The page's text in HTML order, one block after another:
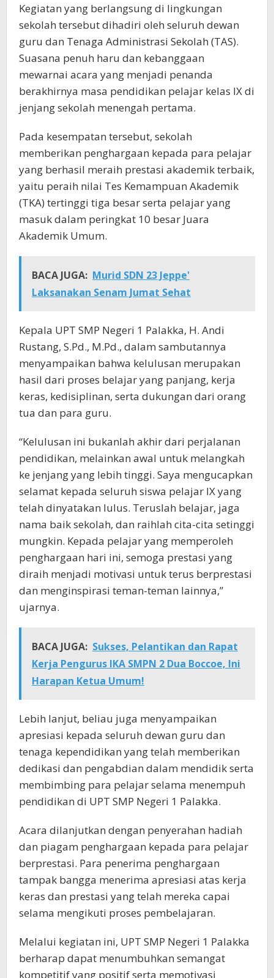
Kegiatan yang berlangsung di lingkungan
sekolah tersebut dihadiri oleh seluruh dewan
guru dan Tenaga Administrasi Sekolah (TAS).
Suasana penuh haru dan kebanggaan
mewarnai acara yang menjadi penanda
berakhirnya masa pendidikan pelajar kelas IX di
jenjang sekolah menengah pertama.
Pada kesempatan tersebut, sekolah
memberikan penghargaan kepada para pelajar
yang berhasil meraih prestasi akademik terbaik,
yaitu peraih nilai Tes Kemampuan Akademik
(TKA) tertinggi tiga besar serta pelajar yang
masuk dalam peringkat 10 besar Juara
Akademik Umum.
BACA JUGA: Murid SDN 23 Jeppe'
Laksanakan Senam Jumat Sehat
Kepala UPT SMP Negeri 1 Palakka, H. Andi
Rustang, S.Pd., M.Pd., dalam sambutannya
menyampaikan bahwa kelulusan merupakan
hasil dari proses belajar yang panjang, kerja
keras, kedisiplinan, serta dukungan dari orang
tua dan para guru.
“Kelulusan ini bukanlah akhir dari perjalanan
pendidikan, melainkan awal untuk melangkah
ke jenjang yang lebih tinggi. Saya mengucapkan
selamat kepada seluruh siswa pelajar IX yang
telah dinyatakan lulus. Teruslah belajar, jaga
nama baik sekolah, dan raihlah cita-cita setinggi
mungkin. Kepada pelajar yang memperoleh
penghargaan hari ini, semoga prestasi yang
diraih menjadi motivasi untuk terus berprestasi
dan menginspirasi teman-teman lainnya,”
ujarnya.
BACA JUGA: Sukses, Pelantikan dan Rapat
Kerja Pengurus IKA SMPN 2 Dua Boccoe, Ini
Harapan Ketua Umum!
Lebih lanjut, beliau juga menyampaikan
apresiasi kepada seluruh dewan guru dan
tenaga kependidikan yang telah memberikan
dedikasi dan pengabdian dalam mendidik serta
membimbing para pelajar selama menempuh
pendidikan di UPT SMP Negeri 1 Palakka.
Acara dilanjutkan dengan penyerahan hadiah
dan piagam penghargaan kepada para pelajar
berprestasi. Para penerima penghargaan
tampak bangga menerima apresiasi atas kerja
keras dan prestasi yang telah mereka capai
selama mengikuti proses pembelajaran.
Melalui kegiatan ini, UPT SMP Negeri 1 Palakka
berharap dapat menumbuhkan semangat
kompetitif yang positif serta memotivasi